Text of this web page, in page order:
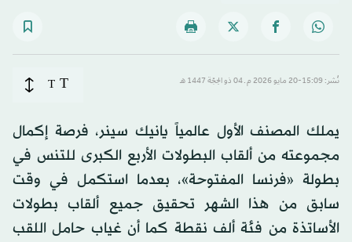
نُشر: 15:09-20 مايو 2026 م ـ 04 ذو الحِجّة 1447 هـ T
T
يملك المصنف الأول عالمياً يانيك سينر، فرصة إكمال
مجموعته من ألقاب البطولات الأربع الكبرى للتنس في
بطولة «فرنسا المفتوحة»، بعدما استكمل في وقت
سابق من هذا الشهر تحقيق جميع ألقاب بطولات
الأساتذة من فئة ألف نقطة كما أن غياب حامل اللقب